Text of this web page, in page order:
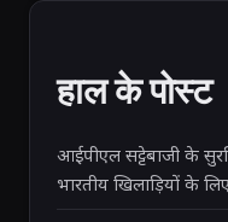
हाल के पोस्ट
आईपीएल सट्टेबाजी के
भारतीय खिलाड़ियों के